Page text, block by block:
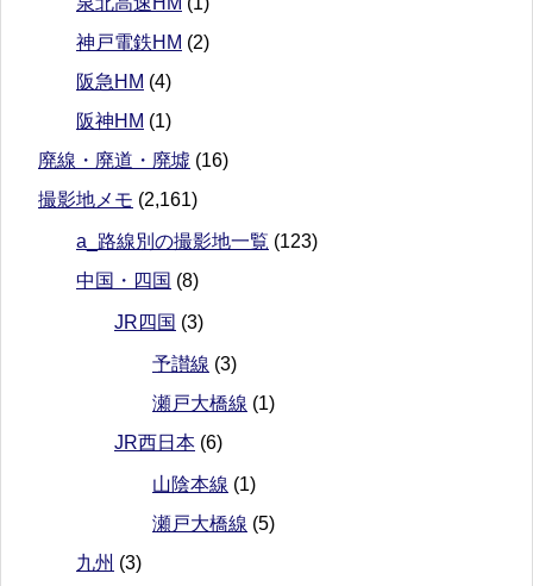
神戸電鉄HM (2)
阪急HM (4)
阪神HM (1)
廃線・廃道・廃墟 (16)
撮影地メモ (2,161)
a_路線別の撮影地一覧 (123)
中国・四国 (8)
JR四国 (3)
予讃線 (3)
瀬戸大橋線 (1)
JR西日本 (6)
山陰本線 (1)
瀬戸大橋線 (5)
九州 (3)